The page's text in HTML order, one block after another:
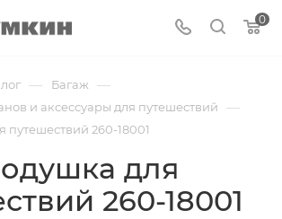
0
— Багаж —
и аксессуары для путешествий —
путешествий 260-18001
для
260-18001